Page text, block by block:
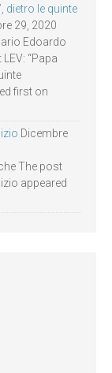
dietro le quinte
29, 2020
Edoardo
“Papa
first on
Dicembre
The post
appeared